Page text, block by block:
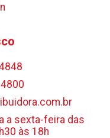
a sexta-feira das
às 18h